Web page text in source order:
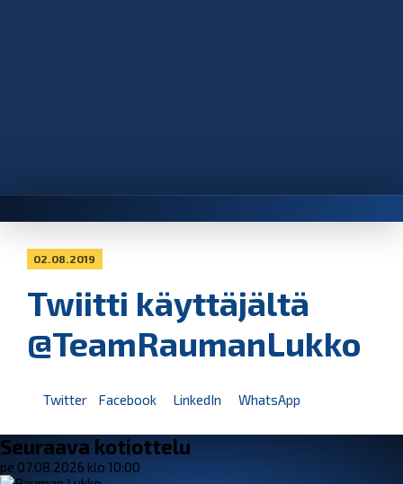
02.08.2019
Twiitti käyttäjältä
@TeamRaumanLukko
Twitter Facebook LinkedIn WhatsApp
Seuraava kotiottelu
pe 07.08.2026 klo 10:00